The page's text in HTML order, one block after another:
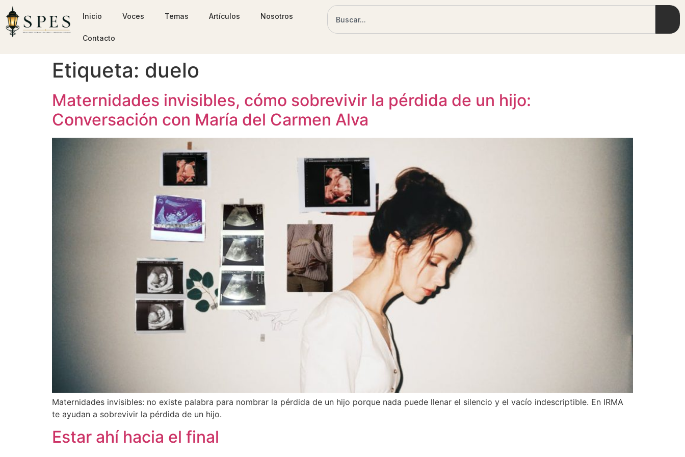
Inicio Voces Temas Artículos Nosotros
Contacto
Etiqueta: duelo
Maternidades invisibles, cómo sobrevivir la pérdida de un hijo:
Conversación con María del Carmen Alva
Maternidades invisibles: no existe palabra para nombrar la pérdida de un hijo porque nada puede llenar el silencio y el vacío indescriptible. En IRMA
te ayudan a sobrevivir la pérdida de un hijo.
Estar ahí hacia el final